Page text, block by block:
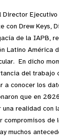
Director
con Drew Keys,
de la IAPB,
Latino América
En dicho
del trabajo
a conocer los
que en
una realidad con
compromisos de
muchos